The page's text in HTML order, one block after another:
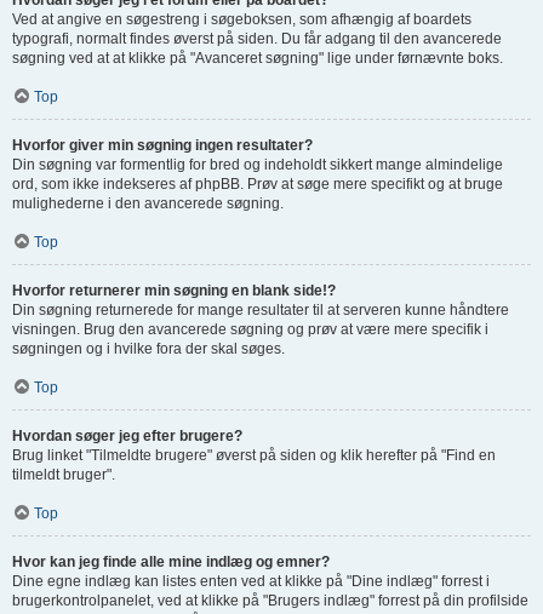
Ved at angive en søgestreng i søgeboksen, som afhængig af boardets
typografi, normalt findes øverst på siden. Du får adgang til den avancerede
søgning ved at at klikke på "Avanceret søgning" lige under førnævnte boks.
Top
Hvorfor giver min søgning ingen resultater?
Din søgning var formentlig for bred og indeholdt sikkert mange almindelige
ord, som ikke indekseres af phpBB. Prøv at søge mere specifikt og at bruge
mulighederne i den avancerede søgning.
Top
Hvorfor returnerer min søgning en blank side!?
Din søgning returnerede for mange resultater til at serveren kunne håndtere
visningen. Brug den avancerede søgning og prøv at være mere specifik i
søgningen og i hvilke fora der skal søges.
Top
Hvordan søger jeg efter brugere?
Brug linket "Tilmeldte brugere" øverst på siden og klik herefter på "Find en
tilmeldt bruger".
Top
Hvor kan jeg finde alle mine indlæg og emner?
Dine egne indlæg kan listes enten ved at klikke på "Dine indlæg" forrest i
brugerkontrolpanelet, ved at klikke på "Brugers indlæg" forrest på din profilside